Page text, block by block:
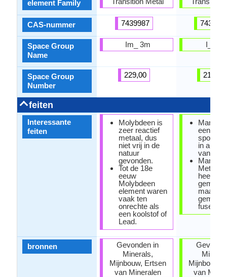
element Family
CAS-nummer
Space Group
Name
Space Group
Number
feiten
Interessante
feiten
bronnen
7439987
Im_ 3m
229,00
Molybdeen is
zeer reactief
metaal, dus
niet vrij in de
natuur
gevonden.
Tot de 18e
eeuw
Molybdeen
element waren
vaak ten
onrechte als
een koolstof of
Lead.
Gevonden in
Minerals,
Mijnbouw, Ertsen
van Mineralen
I_
217,00
een
in alle
van het
Metal
heel
maar
fuseren
Mijnbouw,
van